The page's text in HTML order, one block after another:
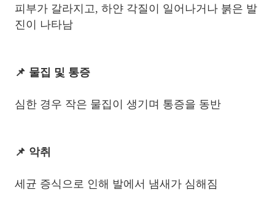
피부가 갈라지고, 하얀 각질이 일어나거나 붉은 발
진이 나타남
📌 물집 및 통증
심한 경우 작은 물집이 생기며 통증을 동반
📌 악취
세균 증식으로 인해 발에서 냄새가 심해짐